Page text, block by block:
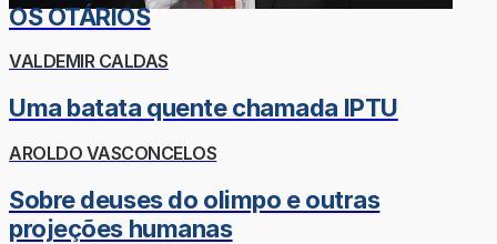
OS OTÁRIOS
VALDEMIR CALDAS
Uma batata quente chamada IPTU
AROLDO VASCONCELOS
Sobre deuses do olimpo e outras
projeções humanas